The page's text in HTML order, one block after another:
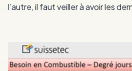
l’autre, il faut veiller à avoir les